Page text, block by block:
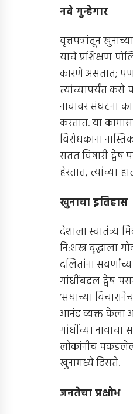
नवे गुन्हेगार
वृत्तपत्रांतून
याचे प्रशिक्षण
कारणे असतात; पण
त्यांच्यापर्यंत कसे
नावावर संघटना
करतात. या
विरोधकांना
सतत विषारी द्वेष
हेरतात, त्यांच्या
खुनाचा इतिहास
देशाला स्वातंत्र्य
नि:शस्त्र वृद्धाला
दलितांना
गांधींबद्दल द्वेष
‘संघाच्या
आनंद व्यक्त केला
गांधींच्या
लोकांनीच
खुनामध्ये दिसते.
जनतेचा प्रक्षोभ